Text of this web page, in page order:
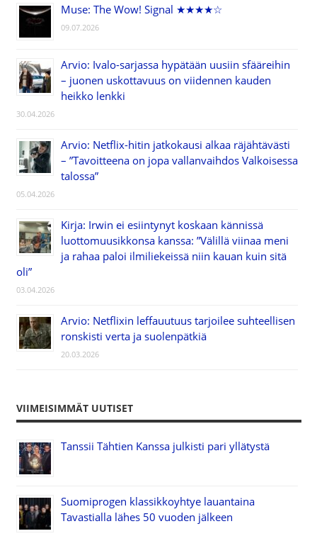
Muse: The Wow! Signal ★★★★☆
09.07.2026
Arvio: Ivalo-sarjassa hypätään uusiin sfääreihin
– juonen uskottavuus on viidennen kauden
heikko lenkki
30.04.2026
Arvio: Netflix-hitin jatkokausi alkaa räjähtävästi
– ”Tavoitteena on jopa vallanvaihdos Valkoisessa
talossa”
05.04.2026
Kirja: Irwin ei esiintynyt koskaan kännissä
luottomuusikkonsa kanssa: ”Välillä viinaa meni
ja rahaa paloi ilmiliekeissä niin kauan kuin sitä
oli”
03.04.2026
Arvio: Netflixin leffauutuus tarjoilee suhteellisen
ronskisti verta ja suolenpätkiä
20.03.2026
VIIMEISIMMÄT UUTISET
Tanssii Tähtien Kanssa julkisti pari yllätystä
Suomiprogen klassikkoyhtye lauantaina
Tavastialla lähes 50 vuoden jälkeen